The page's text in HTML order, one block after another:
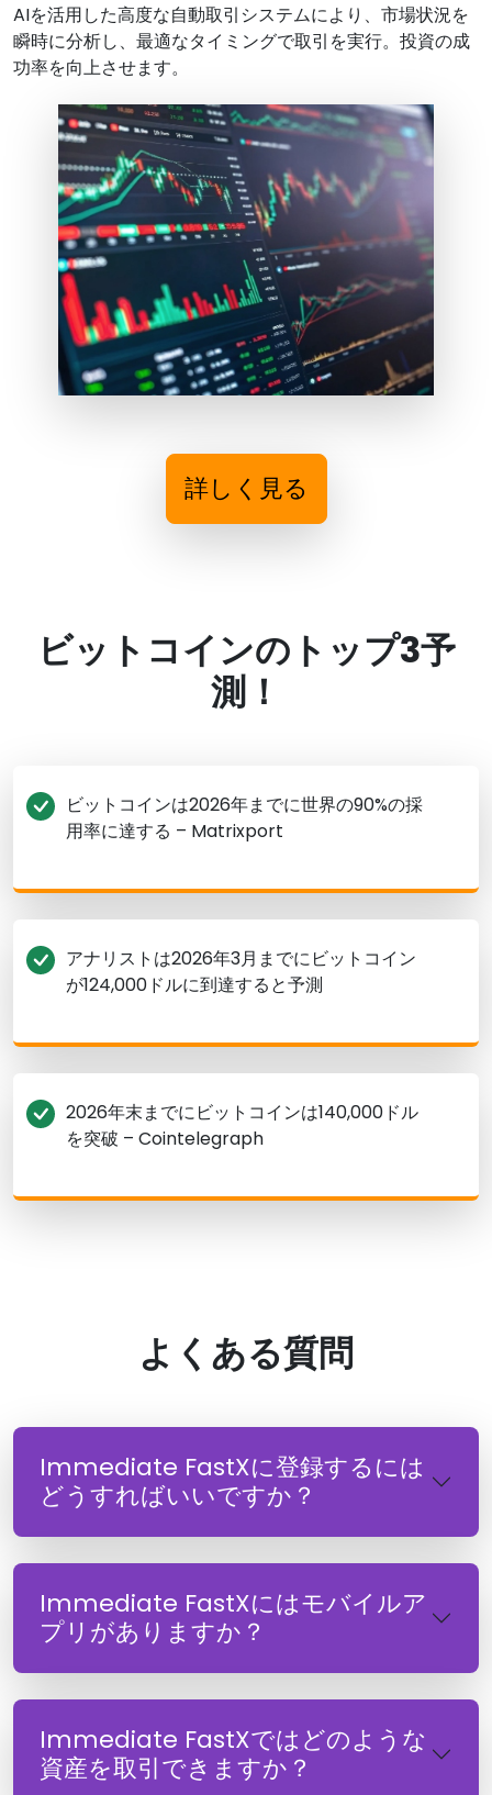
AIを活用した高度な自動取引システムにより、市場状況を
瞬時に分析し、最適なタイミングで取引を実行。投資の成
功率を向上させます。
詳しく見る
ビットコインのトップ3予
測！
ビットコインは2026年までに世界の90%の採
用率に達する – Matrixport
アナリストは2026年3月までにビットコイン
が124,000ドルに到達すると予測
2026年末までにビットコインは140,000ドル
を突破 – Cointelegraph
よくある質問
Immediate FastXに登録するには
どうすればいいですか？
Immediate FastXにはモバイルア
プリがありますか？
Immediate FastXではどのような
資産を取引できますか？